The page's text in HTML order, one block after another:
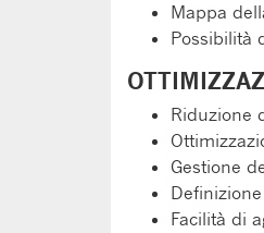
Mappa
Possibilità
Riduzione
Gestione
Facilità di